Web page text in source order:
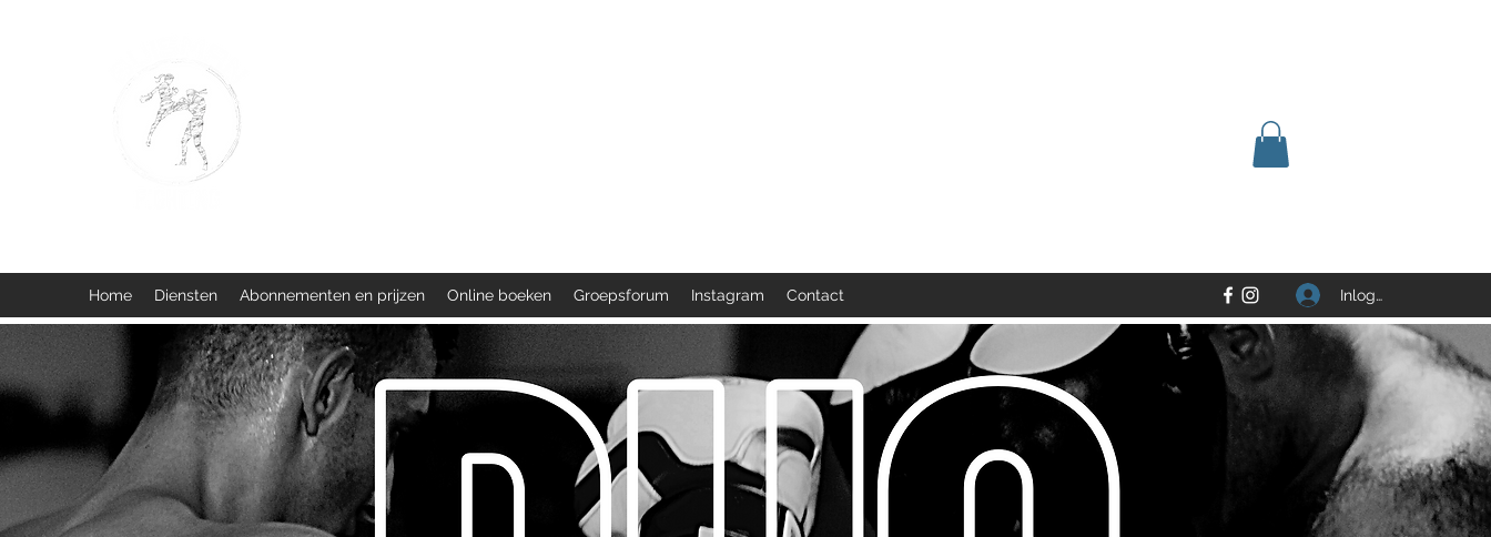
Home Diensten Abonnementen en prijzen Online boeken Groepsforum Instagram Contact Inloggen